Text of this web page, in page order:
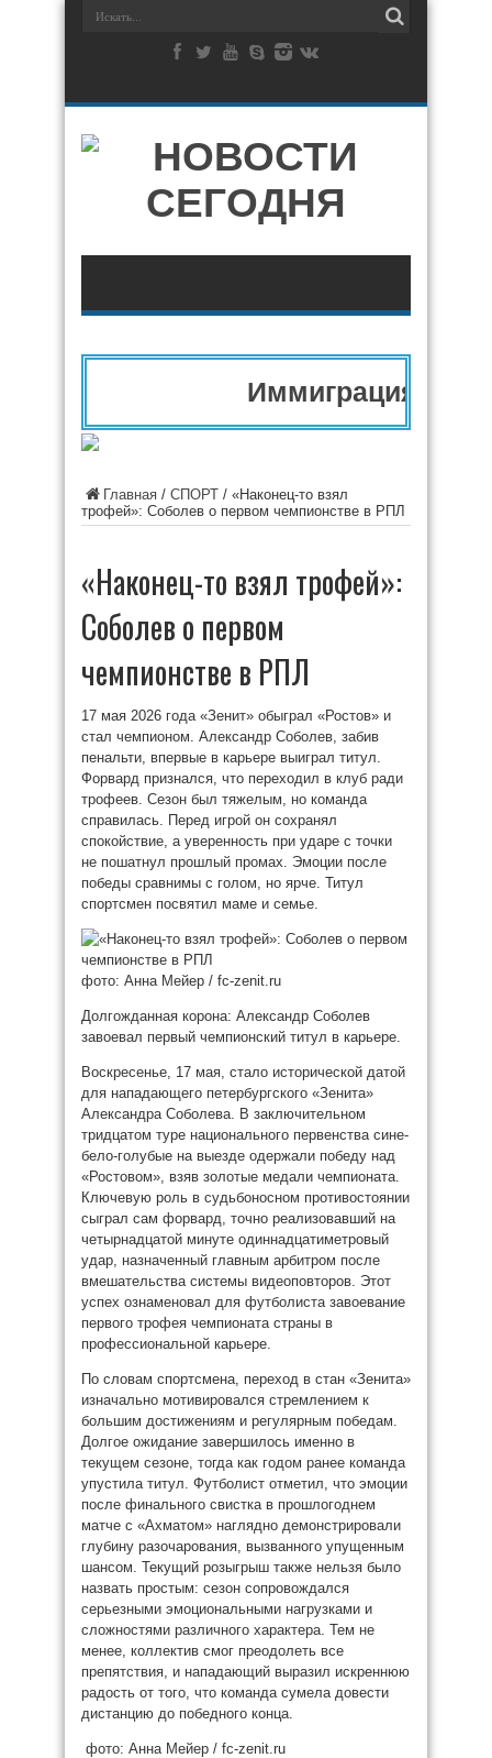
Иммиграция в
Главная / СПОРТ / «Наконец-то взял
трофей»: Соболев о первом чемпионстве в РПЛ
«Наконец-то взял трофей»:
Соболев о первом
чемпионстве в РПЛ
17 мая 2026 года «Зенит» обыграл «Ростов» и
стал чемпионом. Александр Соболев, забив
пенальти, впервые в карьере выиграл титул.
Форвард признался, что переходил в клуб ради
трофеев. Сезон был тяжелым, но команда
справилась. Перед игрой он сохранял
спокойствие, а уверенность при ударе с точки
не пошатнул прошлый промах. Эмоции после
победы сравнимы с голом, но ярче. Титул
спортсмен посвятил маме и семье.
фото: Анна Мейер / fc-zenit.ru
Долгожданная корона: Александр Соболев
завоевал первый чемпионский титул в карьере.
Воскресенье, 17 мая, стало исторической датой
для нападающего петербургского «Зенита»
Александра Соболева. В заключительном
тридцатом туре национального первенства сине-
бело-голубые на выезде одержали победу над
«Ростовом», взяв золотые медали чемпионата.
Ключевую роль в судьбоносном противостоянии
сыграл сам форвард, точно реализовавший на
четырнадцатой минуте одиннадцатиметровый
удар, назначенный главным арбитром после
вмешательства системы видеоповторов. Этот
успех ознаменовал для футболиста завоевание
первого трофея чемпионата страны в
профессиональной карьере.
По словам спортсмена, переход в стан «Зенита»
изначально мотивировался стремлением к
большим достижениям и регулярным победам.
Долгое ожидание завершилось именно в
текущем сезоне, тогда как годом ранее команда
упустила титул. Футболист отметил, что эмоции
после финального свистка в прошлогоднем
матче с «Ахматом» наглядно демонстрировали
глубину разочарования, вызванного упущенным
шансом. Текущий розыгрыш также нельзя было
назвать простым: сезон сопровождался
серьезными эмоциональными нагрузками и
сложностями различного характера. Тем не
менее, коллектив смог преодолеть все
препятствия, и нападающий выразил искреннюю
радость от того, что команда сумела довести
дистанцию до победного конца.
фото: Анна Мейер / fc-zenit.ru